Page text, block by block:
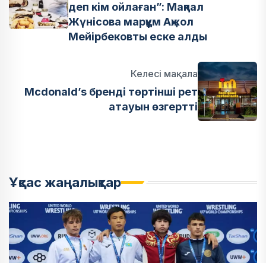
деп кім ойлаған”: Мақпал
Жүнісова марқұм Ақжол
Мейірбековты еске алды
Келесі мақала
Mcdonald’s бренді төртінші рет
атауын өзгертті
Ұқсас жаңалықтар